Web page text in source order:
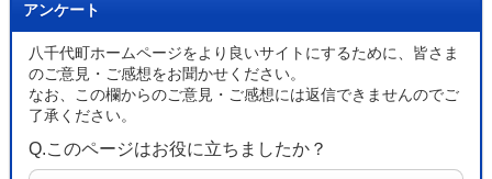
アンケート
八千代町ホームページをより良いサイトにするために、皆さま
のご意見・ご感想をお聞かせください。
なお、この欄からのご意見・ご感想には返信できませんのでご
了承ください。
Q.このページはお役に立ちましたか？